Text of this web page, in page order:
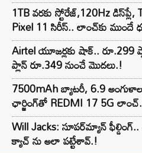
1TB వరకు స్టోరేజ్,120Hz
Pixel 11 సిరీస్.. లాంచ్⁭కు ముందే
Airtel యూజర్లకు షాక్..
ప్లాన్ రూ.349 నుంచే మొదలు.!
7500mAh బ్యాటరీ, 6.9
ఛార్జింగ్‌తో REDMI 17 5G
Will Jacks: సూపర్‌మ్యాన్
క్యాచ్ ను అలా పట్టేశావ్.!